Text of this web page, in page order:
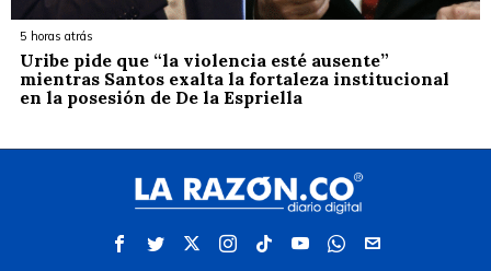
5 horas atrás
Uribe pide que “la violencia esté ausente”
mientras Santos exalta la fortaleza institucional
en la posesión de De la Espriella